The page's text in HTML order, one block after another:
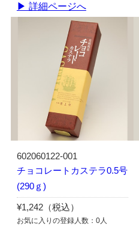
▶ 詳細ページへ
602060122-001
チョコレートカステラ0.5号
(290ｇ)
¥1,242（税込）
お気に入りの登録人数：0人